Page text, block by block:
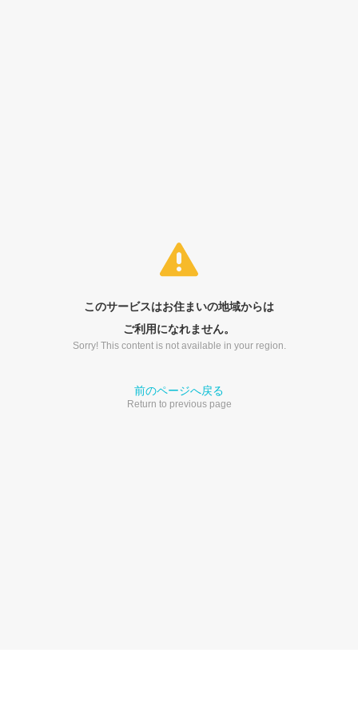
このサービスはお住まいの地域からは
ご利用になれません。
Sorry! This content is not available in your region.
前のページへ戻る
Return to previous page